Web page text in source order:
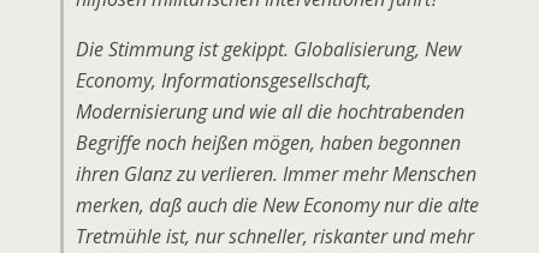
Die Stimmung ist gekippt. Globalisierung, New
Economy, Informationsgesellschaft,
Modernisierung und wie all die hochtrabenden
Begriffe noch heißen mögen, haben begonnen
ihren Glanz zu verlieren. Immer mehr Menschen
merken, daß auch die New Economy nur die alte
Tretmühle ist, nur schneller, riskanter und mehr